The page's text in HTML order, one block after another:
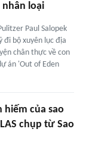
loại
Paul Salopek
đi bộ xuyên lục địa
chân thực về con
án 'Out of Eden
hiếm của sao
chụp từ Sao